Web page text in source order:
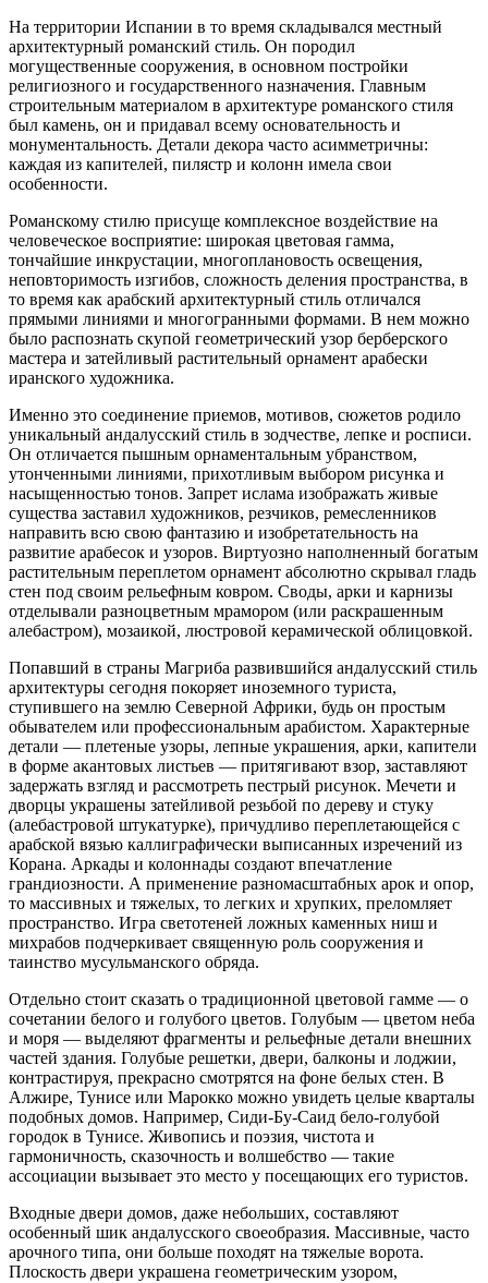
На территории Испании в то время складывался местный
архитектурный романский стиль. Он породил
могущественные сооружения, в основном постройки
религиозного и государственного назначения. Главным
строительным материалом в архитектуре романского стиля
был камень, он и придавал всему основательность и
монументальность. Детали декора часто асимметричны:
каждая из капителей, пилястр и колонн имела свои
особенности.
Романскому стилю присуще комплексное воздействие на
человеческое восприятие: широкая цветовая гамма,
тончайшие инкрустации, многоплановость освещения,
неповторимость изгибов, сложность деления пространства, в
то время как арабский архитектурный стиль отличался
прямыми линиями и многогранными формами. В нем можно
было распознать скупой геометрический узор берберского
мастера и затейливый растительный орнамент арабески
иранского художника.
Именно это соединение приемов, мотивов, сюжетов родило
уникальный андалусский стиль в зодчестве, лепке и росписи.
Он отличается пышным орнаментальным убранством,
утонченными линиями, прихотливым выбором рисунка и
насыщенностью тонов. Запрет ислама изображать живые
существа заставил художников, резчиков, ремесленников
направить всю свою фантазию и изобретательность на
развитие арабесок и узоров. Виртуозно наполненный богатым
растительным переплетом орнамент абсолютно скрывал гладь
стен под своим рельефным ковром. Своды, арки и карнизы
отделывали разноцветным мрамором (или раскрашенным
алебастром), мозаикой, люстровой керамической облицовкой.
Попавший в страны Магриба развившийся андалусский стиль
архитектуры сегодня покоряет иноземного туриста,
ступившего на землю Северной Африки, будь он простым
обывателем или профессиональным арабистом. Характерные
детали — плетеные узоры, лепные украшения, арки, капители
в форме акантовых листьев — притягивают взор, заставляют
задержать взгляд и рассмотреть пестрый рисунок. Мечети и
дворцы украшены затейливой резьбой по дереву и стуку
(алебастровой штукатурке), причудливо переплетающейся с
арабской вязью каллиграфически выписанных изречений из
Корана. Apкады и колоннады создают впечатление
грандиозности. А применение разномасштабных арок и опор,
то массивных и тяжелых, то легких и хрупких, преломляет
пространство. Игра светотеней ложных каменных ниш и
михрабов подчеркивает священную роль сооружения и
таинство мусульманского обряда.
Отдельно стоит сказать о традиционной цветовой гамме — о
сочетании белого и голубого цветов. Голубым — цветом неба
и моря — выделяют фрагменты и рельефные детали внешних
частей здания. Голубые решетки, двери, балконы и лоджии,
контрастируя, прекрасно смотрятся на фоне белых стен. В
Алжире, Тунисе или Марокко можно увидеть целые кварталы
подобных домов. Например, Сиди-Бу-Саид бело-голубой
городок в Тунисе. Живопись и поэзия, чистота и
гармоничность, сказочность и волшебство — такие
ассоциации вызывает это место у посещающих его туристов.
Входные двери домов, даже небольших, составляют
особенный шик андалусского своеобразия. Массивные, часто
арочного типа, они больше походят на тяжелые ворота.
Плоскость двери украшена геометрическим узором,